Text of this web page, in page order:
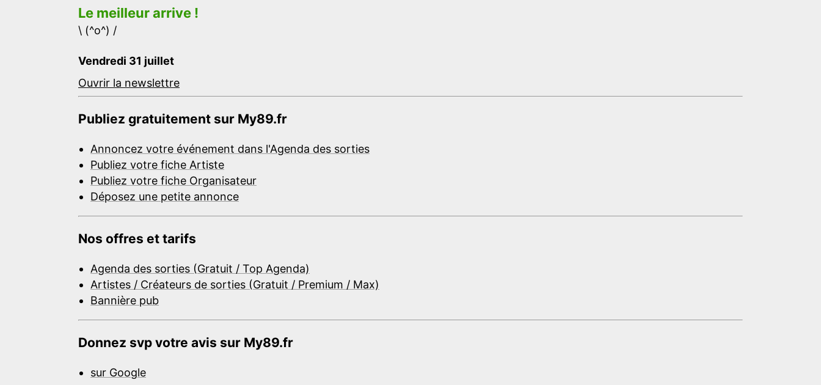
Le meilleur arrive !
\ (^o^) /
Vendredi 31 juillet
Ouvrir la newslettre
Publiez gratuitement sur My89.fr
Annoncez votre événement dans l'Agenda des sorties
Publiez votre fiche Artiste
Publiez votre fiche Organisateur
Déposez une petite annonce
Nos offres et tarifs
Agenda des sorties (Gratuit / Top Agenda)
Artistes / Créateurs de sorties (Gratuit / Premium / Max)
Bannière pub
Donnez svp votre avis sur My89.fr
sur Google